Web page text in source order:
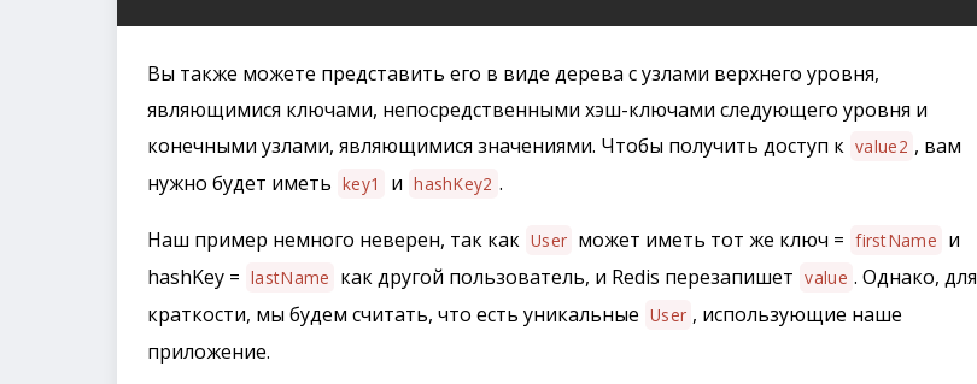
Вы также можете представить его в виде дерева с узлами верхнего уровня,
являющимися ключами, непосредственными хэш-ключами следующего уровня и
конечными узлами, являющимися значениями. Чтобы получить доступ к value2 , вам
нужно будет иметь key1 и hashKey2 .
Наш пример немного неверен, так как User может иметь тот же ключ = firstName и
hashKey = lastName как другой пользователь, и Redis перезапишет value . Однако, для
краткости, мы будем считать, что есть уникальные User , использующие наше
приложение.